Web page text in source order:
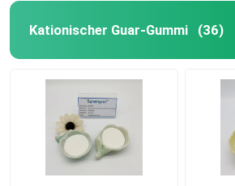
Mundpflege
Karboxymethyl- Guargummi
Kationischer Guar-Gummi (36)